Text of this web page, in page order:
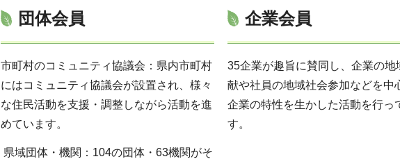
団体会員
市町村のコミュニティ協議会：県内市町村
にはコミュニティ協議会が設置され、様々
な住民活動を支援・調整しながら活動を進
めています。
県域団体・機関：104の団体・63機関がそ
企業会員
35企業が趣旨に賛同し、企業の地
献や社員の地域社会参加などを中
企業の特性を生かした活動を行っ
す。